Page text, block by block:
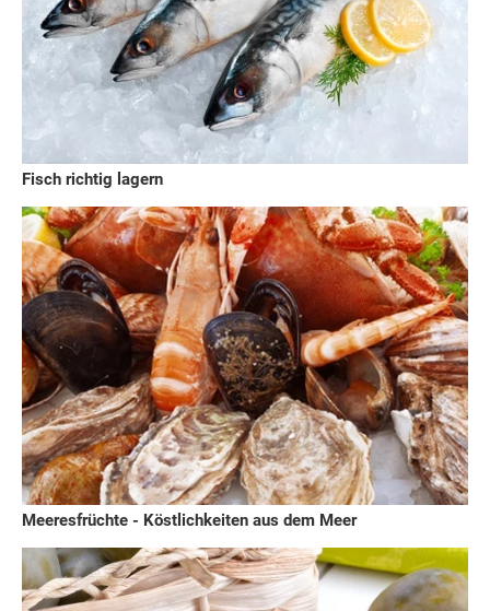
Fisch richtig lagern
Meeresfrüchte - Köstlichkeiten aus dem Meer